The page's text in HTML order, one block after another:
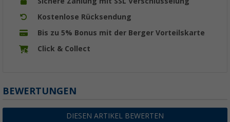
Kostenlose Rücksendung
Bis zu 5% Bonus mit der Berger Vorteilskarte
Click & Collect
BEWERTUNGEN
DIESEN ARTIKEL BEWERTEN